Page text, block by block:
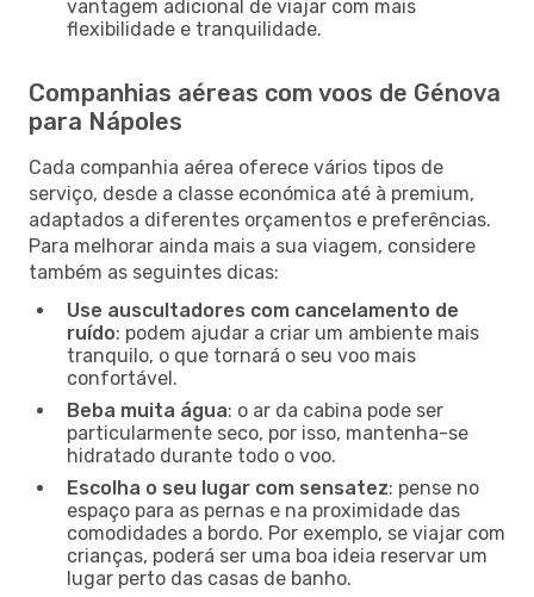
vantagem adicional de viajar com mais
flexibilidade e tranquilidade.
Companhias aéreas com voos de Génova
para Nápoles
Cada companhia aérea oferece vários tipos de
serviço, desde a classe económica até à premium,
adaptados a diferentes orçamentos e preferências.
Para melhorar ainda mais a sua viagem, considere
também as seguintes dicas:
Use auscultadores com cancelamento de
ruído: podem ajudar a criar um ambiente mais
tranquilo, o que tornará o seu voo mais
confortável.
Beba muita água: o ar da cabina pode ser
particularmente seco, por isso, mantenha-se
hidratado durante todo o voo.
Escolha o seu lugar com sensatez: pense no
espaço para as pernas e na proximidade das
comodidades a bordo. Por exemplo, se viajar com
crianças, poderá ser uma boa ideia reservar um
lugar perto das casas de banho.